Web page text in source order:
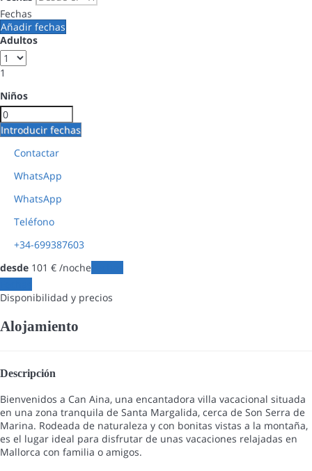
Fechas
Añadir fechas
Adultos
1
Niños
Introducir fechas
Contactar
WhatsApp
WhatsApp
Teléfono
+34-699387603
desde 101 € /noche
Disponibilidad y precios
Alojamiento
Descripción
Bienvenidos a Can Aina, una encantadora villa vacacional situada
en una zona tranquila de Santa Margalida, cerca de Son Serra de
Marina. Rodeada de naturaleza y con bonitas vistas a la montaña,
es el lugar ideal para disfrutar de unas vacaciones relajadas en
Mallorca con familia o amigos.